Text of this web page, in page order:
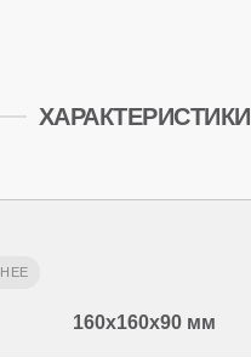
ХАРАКТЕРИСТИКИ
160x160x90 мм